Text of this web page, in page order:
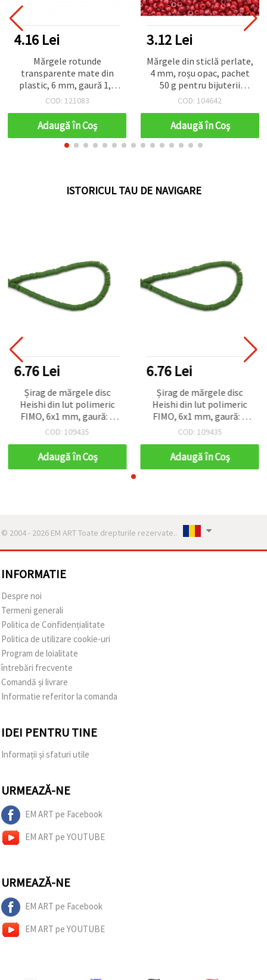
4.16 Lei
Mărgele rotunde
transparente mate din
plastic, 6 mm, gaură 1,5
mm, verde, 20 g (~200
confecționare bijuterii și
decorațiuni hobby & craft
COD: 121083
Adaugă în Coş
3.12 Lei
Mărgele din sticlă perlate,
4 mm, roșu opac, pachet
50 g pentru bijuterii
handmade și decorațiuni
COD: 104642
Adaugă în Coş
ISTORICUL TAU DE NAVIGARE
6.76 Lei
Șirag de mărgele disc
Heishi din lut polimeric
FIMO, 6x1 mm, gaură: 2
mm, verde măsliniu, ~320
COD: 109435
Adaugă în Coş
6.76 Lei
Șirag de mărgele disc
Heishi din lut polimeric
FIMO, 6x1 mm, gaură: 2
mm, verde măsliniu, ~320
COD: 109435
Adaugă în Coş
© 2004 - 2026 EM ART Toate drepturile rezervate..
INFORMATIE
Despre noi
Termeni generali
Politica de Confidențialitate
Politica de utilizare cookie-uri
Program de loialitate
întrebări frecvente
Comandă și livrare
Informatie referitor la comanda
IDEI PENTRU TINE
Informații și sfaturi utile
URMEAZĂ-NE
EM ART pe Facebook
EM ART pe YOUTUBE
URMEAZĂ-NE
EM ART pe Facebook
EM ART pe YOUTUBE